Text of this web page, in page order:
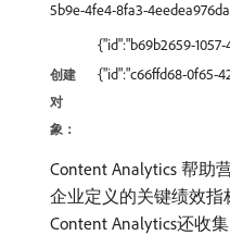
5b9e-4fe4-8fa3-
创建
对
象：
{"id":"b69b2659-
{"id":"c66ffd68-0f65-
Content Analytics 帮助
企业定义的关键绩效指
Content Analytics还收